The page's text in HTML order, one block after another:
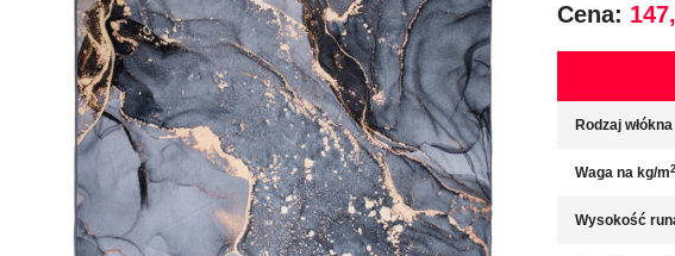
Cena:
Rodzaj włókna
Waga na kg/m2
Wysokość